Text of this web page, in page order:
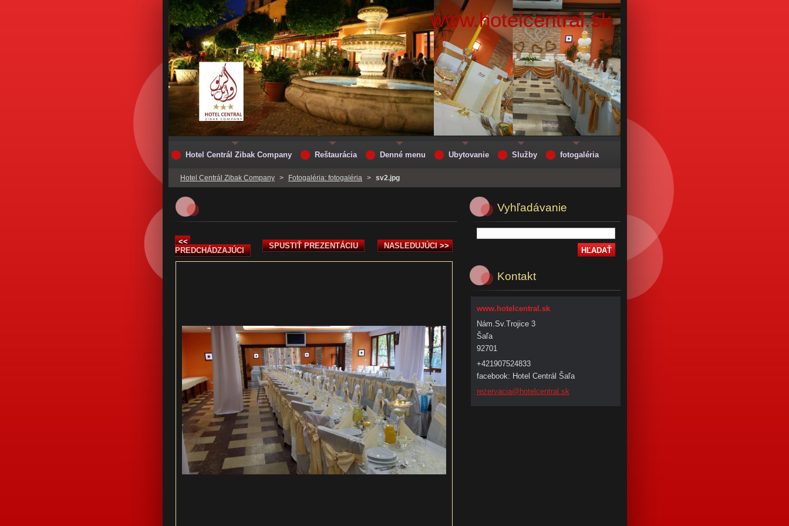
www.hotelcentral.sk
Hotel Centrál Zibak Company > Fotogaléria: fotogaléria > sv2.jpg
<<
PREDCHÁDZAJÚCI
SPUSTIŤ PREZENTÁCIU NASLEDUJÚCI >>
Vyhľadávanie
Kontakt
www.hotelcentral.sk
Nám.Sv.Trojice 3
Šaľa
92701
+421907524833
facebook: Hotel Centrál Šaľa
rezervacia@hotel central.sk
Hotel Centrál Zibak Company Reštaurácia Denné menu Ubytovanie Služby fotogaléria